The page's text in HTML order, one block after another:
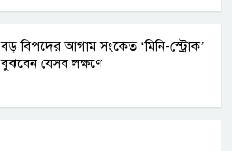
বড় বিপদের আগাম সংকেত ‘মিনি-স্ট্রোক’
বুঝবেন যেসব লক্ষণে